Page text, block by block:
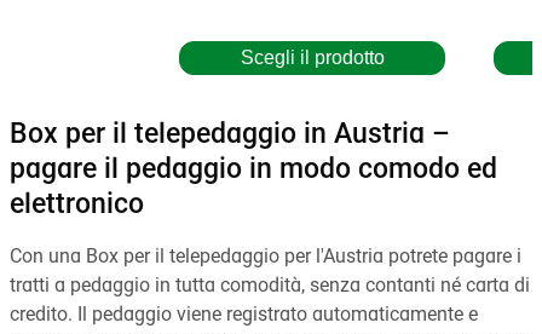
Scegli il prodotto
Box per il telepedaggio in Austria –
pagare il pedaggio in modo comodo ed
elettronico
Con una Box per il telepedaggio per l'Austria potrete pagare i
tratti a pedaggio in tutta comodità, senza contanti né carta di
credito. Il pedaggio viene registrato automaticamente e